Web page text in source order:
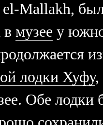
Mallakh,
в музее у
лодки Хуфу,
Обе лодки